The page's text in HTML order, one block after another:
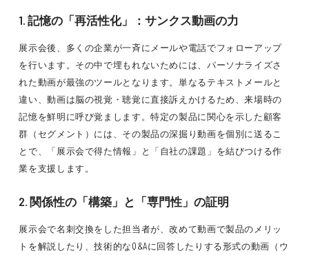
1. 記憶の「再活性化」：サンクス動画の力
展示会後、多くの企業が一斉にメールや電話でフォローアップ
を行います。その中で埋もれないためには、パーソナライズさ
れた動画が最強のツールとなります。単なるテキストメールと
違い、動画は脳の視覚・聴覚に直接訴えかけるため、来場時の
記憶を鮮明に呼び覚まします。特定の製品に関心を示した顧客
群（セグメント）には、その製品の深掘り動画を個別に送るこ
とで、「展示会で得た情報」と「自社の課題」を結びつける作
業を支援します。
2. 関係性の「構築」と「専門性」の証明
展示会で名刺交換をした担当者が、改めて動画で製品のメリッ
トを解説したり、技術的なQ&Aに回答したりする形式の動画（ウ